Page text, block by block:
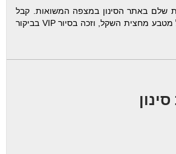
שלם באתר הסינון במצפה המשואות. קבל
העתק מדוייק מכסף של מטבע מחצית השקל, וזכה בסיור VIP בביקור